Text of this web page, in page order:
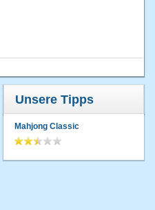
Unsere Tipps
Mahjong Classic